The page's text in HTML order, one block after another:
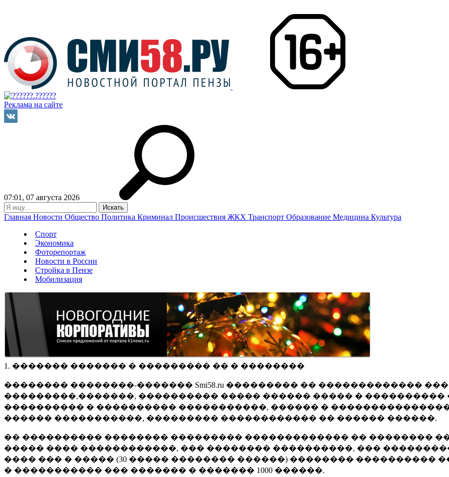
Реклама на сайте
07:01, 07 августа 2026
Главная Новости Общество Политика Криминал Происшествия ЖКХ Транспорт Образование Медицина Культура
Спорт
Экономика
Фоторепортаж
Новости в России
Стройка в Пензе
Мобилизация
1. ������� ������� � ��������� �� � ��������
�������� ��������-������� Smi58.ru ��������� �� �������������
���������,�������, ���������� ����� ������ ����� � ����������
���������� � ���������� �����������, ������ �
������ �����������, ��������� ������������ �� ������ ������.
�� ���������� �������� ��������� ������������� �� ��������
����� ���� ������������, ��� �������� ����������, ���
���� ��� � ����� (30 ����� �������� ������) �������� ����������
� ����������� ��� ������� � ������� 1000 ������.